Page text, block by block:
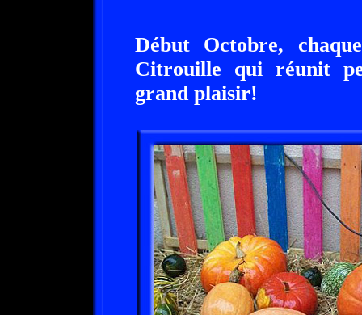
Début Octobre,
Citrouille qui réunit
grand plaisir!